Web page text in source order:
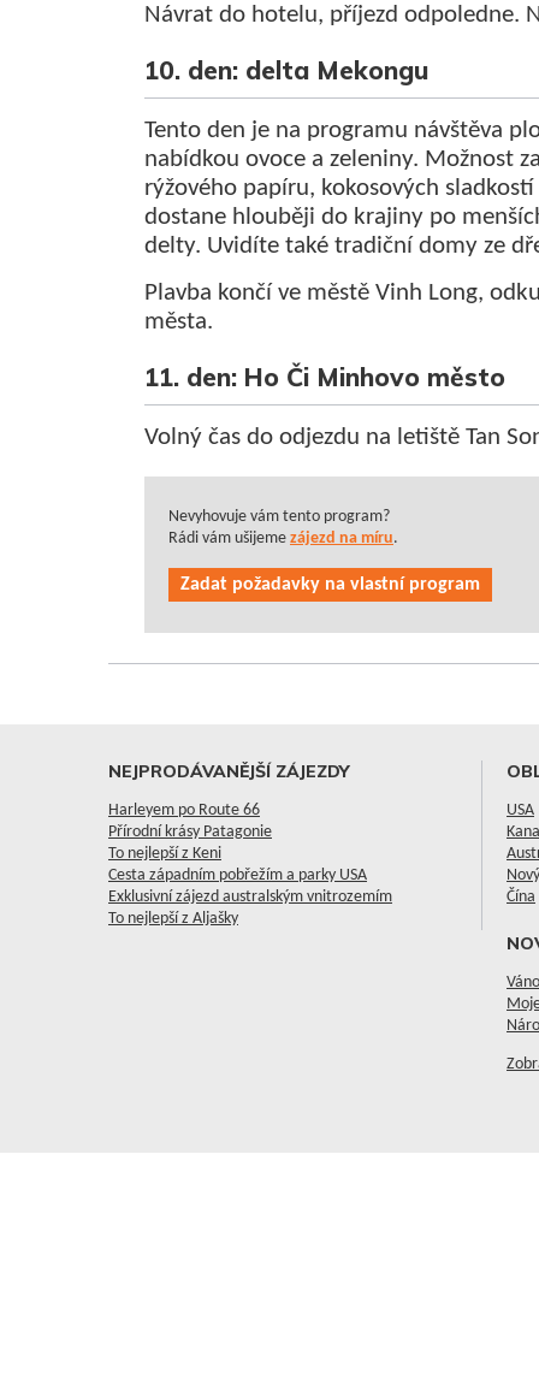
Návrat do hotelu, příjezd odpoledne.
10. den: delta Mekongu
Tento den je na programu návštěva
nabídkou ovoce a zeleniny. Možnost
rýžového papíru, kokosových
dostane hlouběji do krajiny po
delty. Uvidíte také tradiční domy ze
Plavba končí ve městě Vinh Long,
města.
11. den: Ho Či Minhovo město
Volný čas do odjezdu na letiště Tan
Nevyhovuje vám tento program?
Rádi vám ušijeme zájezd na míru.
Zadat požadavky na vlastní program
NEJPRODÁVANĚJŠÍ ZÁJEZDY
Harleyem po Route 66
Přírodní krásy Patagonie
To nejlepší z Keni
Cesta západním pobřežím a parky USA
Exklusivní zájezd australským vnitrozemím
To nejlepší z Aljašky
USA
Čína